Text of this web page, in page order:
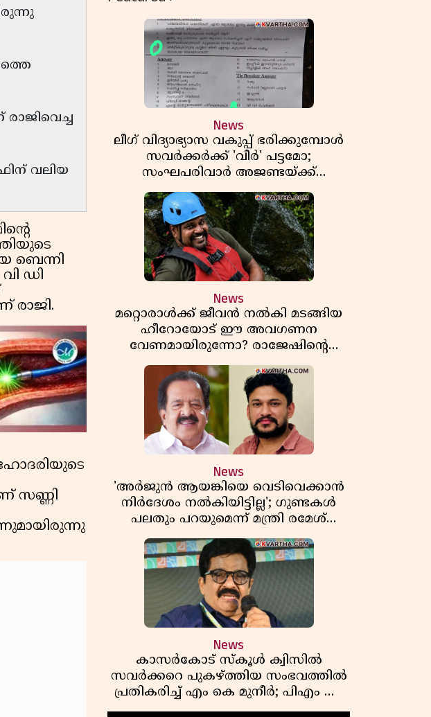
വലിയ
ബെന്നി
ഡി
രാജി.
സണ്ണി
News
ലീഗ് വിദ്യാഭ്യാസ വകുപ്പ് ഭരിക്കുമ്പോൾ
സവർക്കർക്ക് 'വീർ' പട്ടമോ;
സംഘപരിവാർ അജണ്ടയ്ക്ക്
പച്ചക്കൊടി കാട്ടുന്നതാര്?
മഞ്ചേശ്വരത്തെ ക്വിസ് ചോദ്യം
വിവാദമാവുമ്പോൾ
News
മറ്റൊരാൾക്ക് ജീവൻ നൽകി മടങ്ങിയ
ഹീറോയോട് ഈ അവഗണന
വേണമായിരുന്നോ? രാജേഷിൻ്റെ
ഭൗതിക ശരീരത്തോടുള്ള അനാദരവിൽ
ആളിപ്പടരുന്ന ജനരോഷവും പാഠവും
News
'അർജുൻ ആയങ്കിയെ വെടിവെക്കാൻ
നിർദേശം നൽകിയിട്ടില്ല'; ഗുണ്ടകൾ
പലതും പറയുമെന്ന് മന്ത്രി രമേശ്
ചെന്നിത്തല
News
കാസർകോട് സ്കൂൾ ക്വിസിൽ
സവർക്കറെ പുകഴ്ത്തിയ സംഭവത്തിൽ
പ്രതികരിച്ച് എം കെ മുനീർ; പിഎം ശ്രീ
പദ്ധതിയിലും പ്രതികരണം